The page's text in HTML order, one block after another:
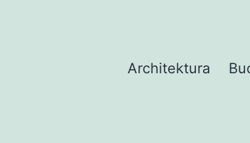
Architektura